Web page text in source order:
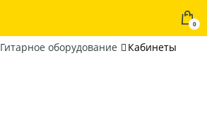
0
Гитарное оборудование Кабинеты